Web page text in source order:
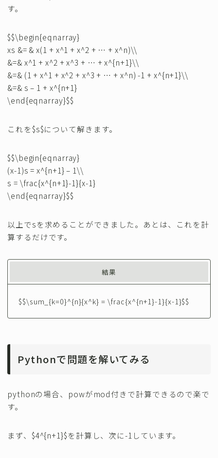
す。
$$\begin{eqnarray}
xs &= & x(1 + x^1 + x^2 + … + x^n)\\
&=& x^1 + x^2 + x^3 + … + x^{n+1}\\
&=& (1 + x^1 + x^2 + x^3 + … + x^n) -1 + x^{n+1}\\
&=& s – 1 + x^{n+1}
\end{eqnarray}$$
これを$s$について解きます。
$$\begin{eqnarray}
(x-1)s = x^{n+1} – 1\\
s = \frac{x^{n+1}-1}{x-1}
\end{eqnarray}$$
以上でsを求めることができました。あとは、これを計
算するだけです。
結果
$$\sum_{k=0}^{n}{x^k} = \frac{x^{n+1}-1}{x-1}$$
Pythonで問題を解いてみる
pythonの場合、powがmod付きで計算できるので楽で
す。
まず、$4^{n+1}$を計算し、次に-1しています。